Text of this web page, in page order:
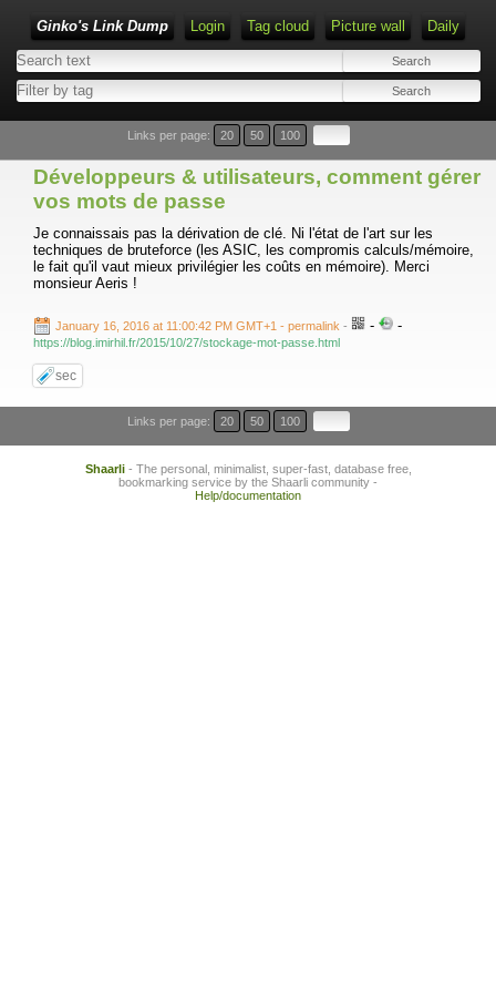
Ginko's Link Dump Login Tag cloud Picture wall Daily
Type 1 or more characters for results.
Links per page: 20 50 100
Développeurs & utilisateurs, comment gérer
vos mots de passe
Je connaissais pas la dérivation de clé. Ni l'état de l'art sur les
techniques de bruteforce (les ASIC, les compromis calculs/mémoire,
le fait qu'il vaut mieux privilégier les coûts en mémoire). Merci
monsieur Aeris !
January 16, 2016 at 11:00:42 PM GMT+1 - permalink - - -
https://blog.imirhil.fr/2015/10/27/stockage-mot-passe.html
sec
Links per page: 20 50 100
Shaarli- The personal, minimalist, super-fast, database free,
bookmarking service by the Shaarli community -
Help/documentation